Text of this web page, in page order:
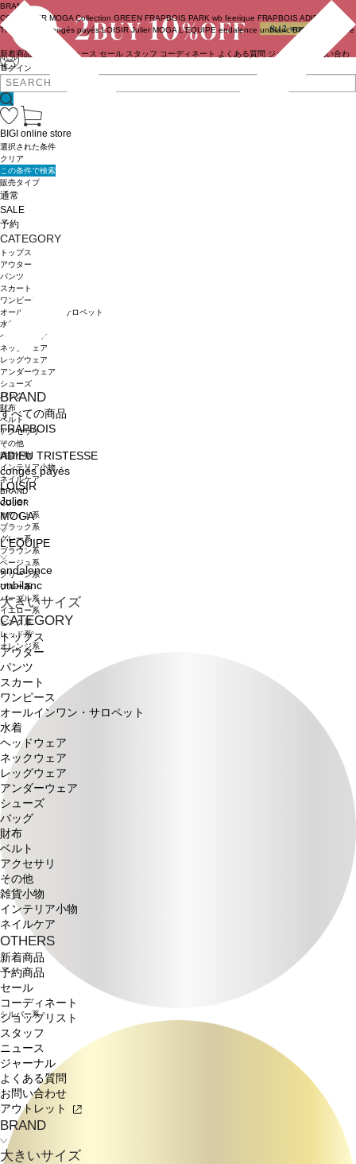
ログイン
BRAND
COUTURIER MOGA Collection GREEN FRAPBOIS PARK wb feerique FRAPBOIS ADIEU
TRISTESSE
congés payés LOISIR Julier MOGA L'EQUIPE endalence unbilanc BIGI online store
新着商品 ニュース セール スタッフ コーディネート よくある質問 ジャーナル
お問い合わ
せ
BRAND
すべての商品
FRAPBOIS
ADIEU TRISTESSE
congés payés
LOISIR
Julier
MOGA
L'EQUIPE
endalence
unbilanc
大きいサイズ
CATEGORY
トップス
アウター
パンツ
スカート
ワンピース
オールインワン・サロペット
水着
ヘッドウェア
ネックウェア
レッグウェア
アンダーウェア
シューズ
バッグ
財布
ベルト
アクセサリ
その他
雑貨小物
インテリア小物
ネイルケア
OTHERS
新着商品
予約商品
セール
コーディネート
ショップリスト
スタッフ
ニュース
ジャーナル
よくある質問
お問い合わせ
アウトレット
BRAND
大きいサイズ
BIGI online store
選択された条件
クリア
この条件で検索
販売タイプ
通常
SALE
予約
CATEGORY
トップス
アウター
パンツ
スカート
ワンピース
オールインワン・サロペット
水着
ヘッドウェア
ネックウェア
レッグウェア
アンダーウェア
シューズ
バッグ
財布
ベルト
アクセサリ
その他
雑貨小物
インテリア小物
ネイルケア
BRAND
COLOR
ホワイト系
ブラック系
グレー系
ブラウン系
ベージュ系
グリーン系
ブルー系
パープル系
イエロー系
ピンク系
レッド系
オレンジ系
シルバー系